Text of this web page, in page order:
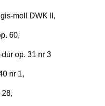
moll DWK II,
60,
op. 31 nr 3
nr 1,
28,